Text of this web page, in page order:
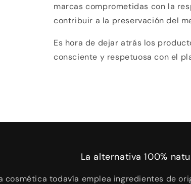
marcas comprometidas con la
contribuir a la preservación del
Es hora de dejar atrás los
consciente y respetuosa con el
La alternativa 100%
cosmética todavía emplea ingredientes de